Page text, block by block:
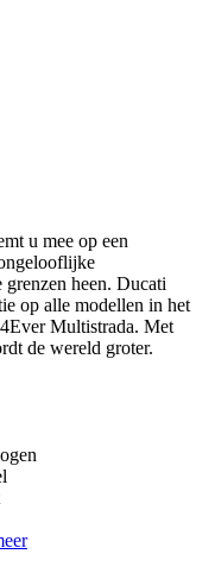
u mee op een
grenzen heen. Ducati
op alle modellen in het
Multistrada. Met
de wereld groter.